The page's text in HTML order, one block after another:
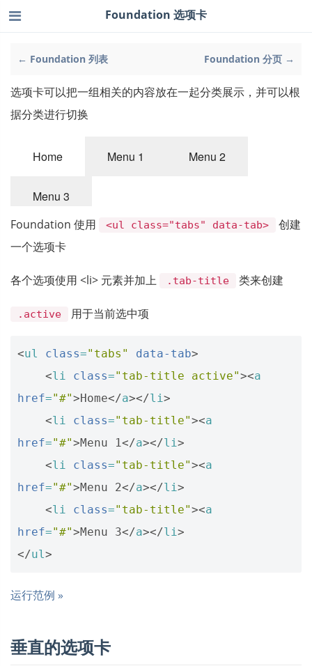
← Foundation 列表 Foundation 分页 →
Foundation 选项卡
选项卡可以把一组相关的内容放在一起分类展示，并可以根
据分类进行切换
Foundation 使用 <ul class="tabs" data-tab>
创建
一个选项卡
各个选项使用 <li> 元素并加上 .tab-title 类来创建
.active 用于当前选中项
<ul class="tabs" data-tab>
<li class="tab-title active"><a
href="#">Home</a></li>
<li class="tab-title"><a
href="#">Menu 1</a></li>
<li class="tab-title"><a
href="#">Menu 2</a></li>
<li class="tab-title"><a
href="#">Menu 3</a></li>
</ul>
运行范例 »
垂直的选项卡